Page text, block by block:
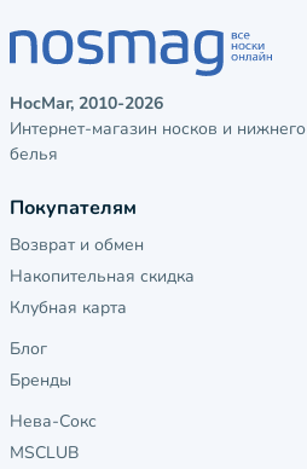
НосМаг, 2010-2026
Интернет-магазин носков и нижнего
белья
Покупателям
Возврат и обмен
Накопительная скидка
Клубная карта
Блог
Бренды
Нева-Сокс
MSCLUB